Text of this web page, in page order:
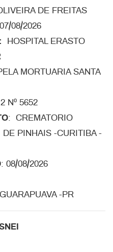
DE FREITAS
08/2026
HOSPITAL ERASTO
MORTUARIA SANTA
Nº 5652
: CREMATORIO
PINHAIS -CURITIBA -
: 08/08/2026
-PR